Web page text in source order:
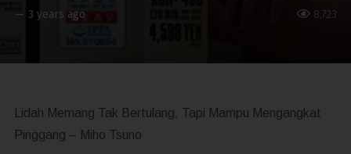
8,723
— 3 years ago
Lidah Memang Tak Bertulang, Tapi Mampu Mengangkat
Pinggang – Miho Tsuno